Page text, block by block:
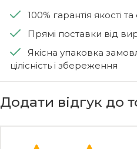
100% гарантія якості
Прямі поставки від
Якісна упаковка
цілісність і збереження
Додати відгук до